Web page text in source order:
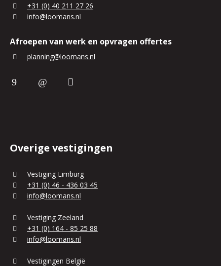
+31 (0) 40 211 27 26
info@loomans.nl
Afroepen van werk en opvragen offertes
planning@loomans.nl
Overige vestigingen
Vestiging Limburg
+31 (0) 46 - 436 03 45
info@loomans.nl
Vestiging Zeeland
+31 (0) 164 - 85 25 88
info@loomans.nl
Vestigingen België